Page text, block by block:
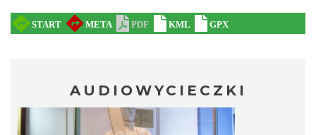
AUDIOWYCIECZKI